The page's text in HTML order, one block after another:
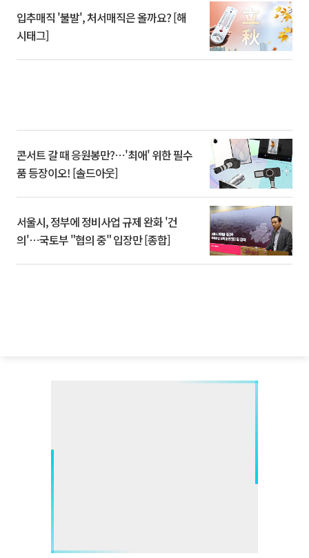
입추매직 '불발', 처서매직은 올까요? [해
시태그]
콘서트 갈 때 응원봉만?⋯'최애' 위한 필수
품 등장이오! [솔드아웃]
서울시, 정부에 정비사업 규제 완화 '건
의'⋯국토부 "협의 중" 입장만 [종합]